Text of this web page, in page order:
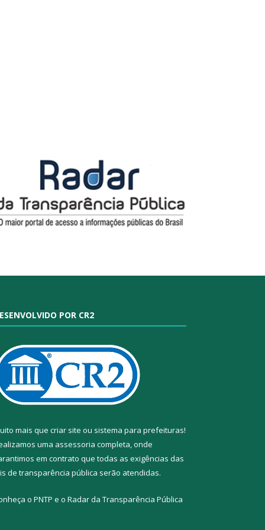
POR CR2
mais que criar site ou sistema para prefeituras!
uma assessoria completa, onde
em contrato que todas as exigências das
de transparência pública serão atendidas.
o PNTP e o Radar da Transparência Pública